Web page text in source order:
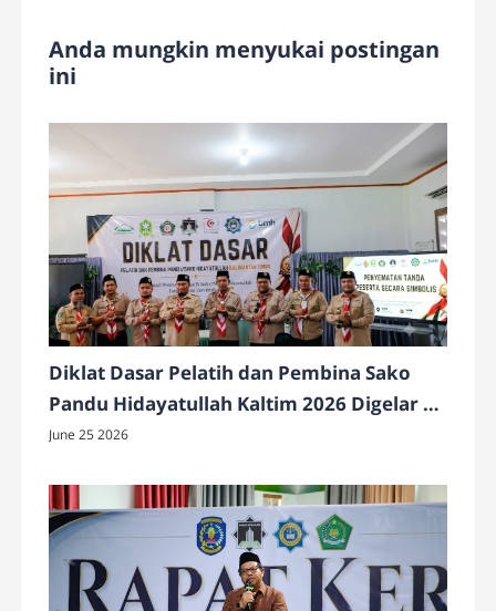
Anda mungkin menyukai postingan
ini
Diklat Dasar Pelatih dan Pembina Sako
Pandu Hidayatullah Kaltim 2026 Digelar di
Kampus Madya Hidayatullah Kota Bontang
June 25 2026